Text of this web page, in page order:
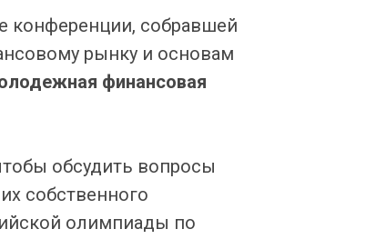
конференции, собравшей
рынку и основам
финансовая
обсудить вопросы
собственного
олимпиады по